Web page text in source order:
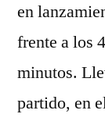
en
frente a los
minutos.
partido, en